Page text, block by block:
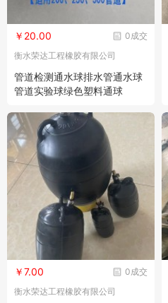
0成交
￥20.00
衡水荣达工程橡胶有限公司
管道检测通水球排水管通水球
管道实验球绿色塑料通球
0成交
￥7.00
衡水荣达工程橡胶有限公司